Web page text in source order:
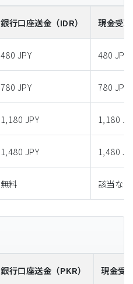
銀行口座送金 （IDR） 現金受取
480 JPY 480 JPY
780 JPY 780 JPY
1,180 JPY 1,180
1,480 JPY 1,480
無料 該当なし
銀行口座送金 （PKR） 現金受